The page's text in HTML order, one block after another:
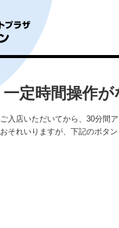
一定時間操作
ご入店いただいてから、30分間
おそれいりますが、下記のボタ